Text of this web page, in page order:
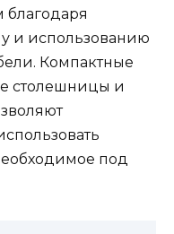
благодаря
и использованию
Компактные
столешницы и
под